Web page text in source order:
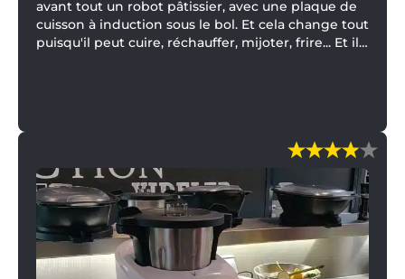
avant tout un robot pâtissier, avec une plaque de
cuisson à induction sous le bol. Et cela change tout
puisqu'il peut cuire, réchauffer, mijoter, frire... Et il